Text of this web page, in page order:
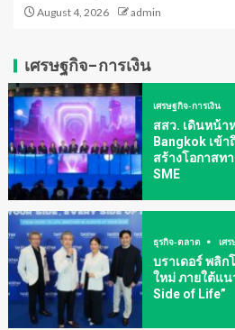
August 4, 2026 admin
เศรษฐกิจ-การเงิน
เศรษฐกิจ-การเงิน
สสว. เดินหน้า
Bangkok เข้
สร้างโอกาสท
SME
ธุรกิจ-ตลาด เศ
บราเดอร์ พลิ
ใหม่ ภายใต้แน
Side of Life”